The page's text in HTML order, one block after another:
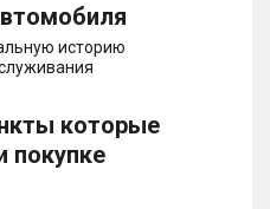
историю
которые
покупке